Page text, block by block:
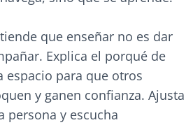
que enseñar no es dar
Explica el porqué de
espacio para que otros
y ganen confianza. Ajusta
persona y escucha